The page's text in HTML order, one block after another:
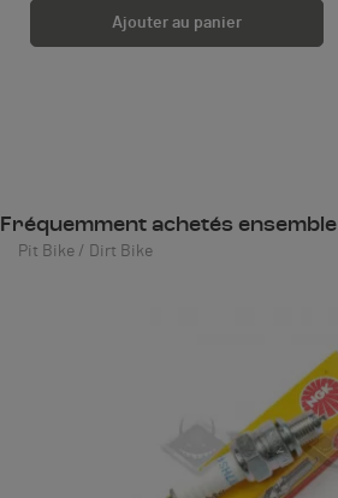
Ajouter au panier
Fréquemment achetés ensemble
Pit Bike / Dirt Bike